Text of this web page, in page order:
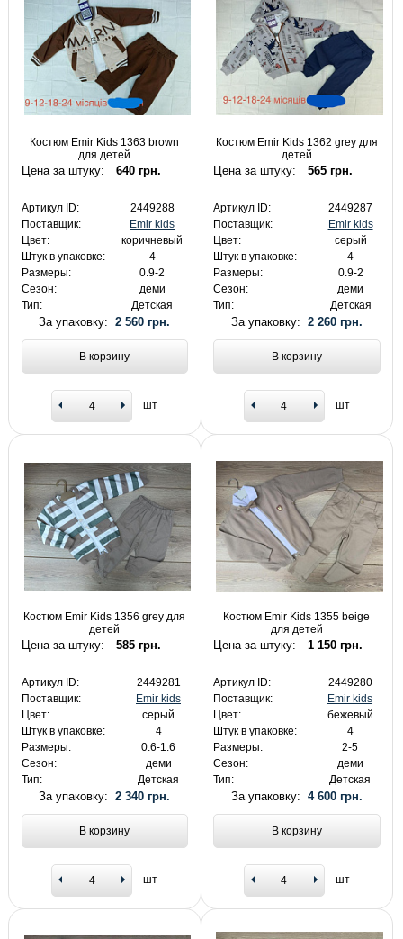
Костюм Emir Kids 1363 brown
для детей
Цена за штуку: 640 грн.
Артикул ID:
2449288
Поставщик:
Emir kids
Цвет:
коричневый
Штук в упаковке:
4
Размеры:
0.9-2
Сезон:
деми
Тип:
Детская
За упаковку: 2 560 грн.
В корзину
шт
Костюм Emir Kids 1362 grey для
детей
Цена за штуку: 565 грн.
Артикул ID:
2449287
Поставщик:
Emir kids
Цвет:
серый
Штук в упаковке:
4
Размеры:
0.9-2
Сезон:
деми
Тип:
Детская
За упаковку: 2 260 грн.
В корзину
шт
Костюм Emir Kids 1356 grey для
детей
Цена за штуку: 585 грн.
Артикул ID:
2449281
Поставщик:
Emir kids
Цвет:
серый
Штук в упаковке:
4
Размеры:
0.6-1.6
Сезон:
деми
Тип:
Детская
За упаковку: 2 340 грн.
В корзину
шт
Костюм Emir Kids 1355 beige
для детей
Цена за штуку: 1 150 грн.
Артикул ID:
2449280
Поставщик:
Emir kids
Цвет:
бежевый
Штук в упаковке:
4
Размеры:
2-5
Сезон:
деми
Тип:
Детская
За упаковку: 4 600 грн.
В корзину
шт